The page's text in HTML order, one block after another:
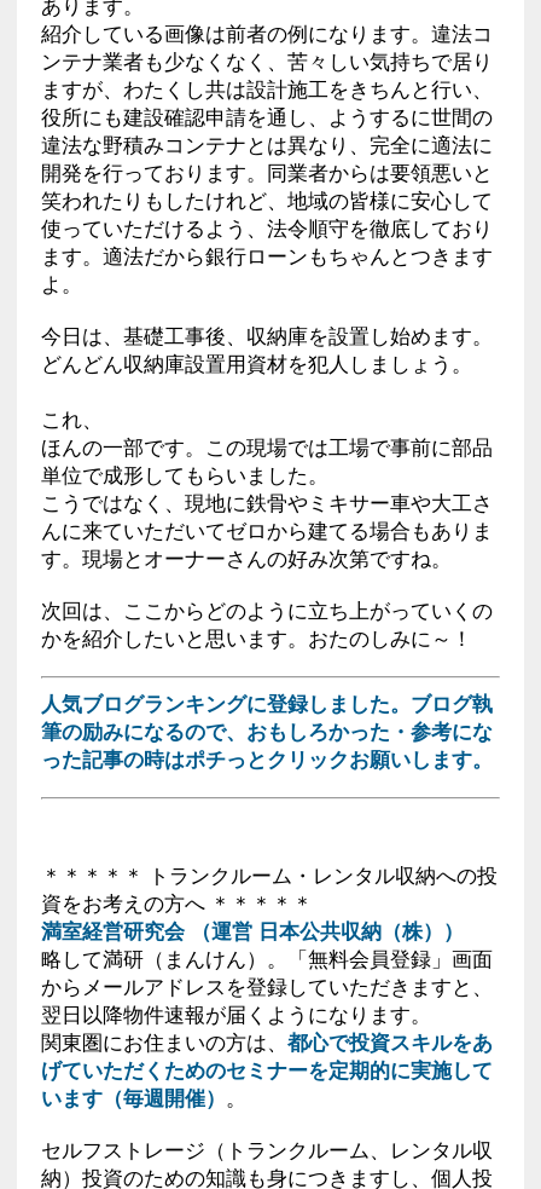
紹介している画像は前者の例になります。違法コ
ンテナ業者も少なくなく、苦々しい気持ちで居り
ますが、わたくし共は設計施工をきちんと行い、
役所にも建設確認申請を通し、ようするに世間の
違法な野積みコンテナとは異なり、完全に適法に
開発を行っております。同業者からは要領悪いと
笑われたりもしたけれど、地域の皆様に安心して
使っていただけるよう、法令順守を徹底しており
ます。適法だから銀行ローンもちゃんとつきます
よ。
今日は、基礎工事後、収納庫を設置し始めます。
どんどん収納庫設置用資材を犯人しましょう。
これ、
ほんの一部です。この現場では工場で事前に部品
単位で成形してもらいました。
こうではなく、現地に鉄骨やミキサー車や大工さ
んに来ていただいてゼロから建てる場合もありま
す。現場とオーナーさんの好み次第ですね。
次回は、ここからどのように立ち上がっていくの
かを紹介したいと思います。おたのしみに～！
人気ブログランキングに登録しました。ブログ執
筆の励みになるので、おもしろかった・参考にな
った記事の時はポチっとクリックお願いします。
＊＊＊＊＊ トランクルーム・レンタル収納への投
資をお考えの方へ ＊＊＊＊＊
満室経営研究会 （運営 日本公共収納（株））
略して満研（まんけん）。「無料会員登録」画面
からメールアドレスを登録していただきますと、
翌日以降物件速報が届くようになります。
関東圏にお住まいの方は、 都心で投資スキルをあ
げていただくためのセミナーを定期的に実施して
います（毎週開催） 。
セルフストレージ（トランクルーム、レンタル収
納）投資のための知識も身につきますし、個人投